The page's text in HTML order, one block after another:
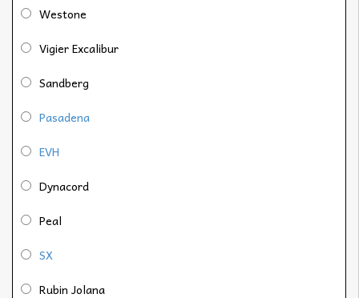
Westone
Vigier Excalibur
Sandberg
Pasadena
EVH
Dynacord
Peal
SX
Rubin Jolana